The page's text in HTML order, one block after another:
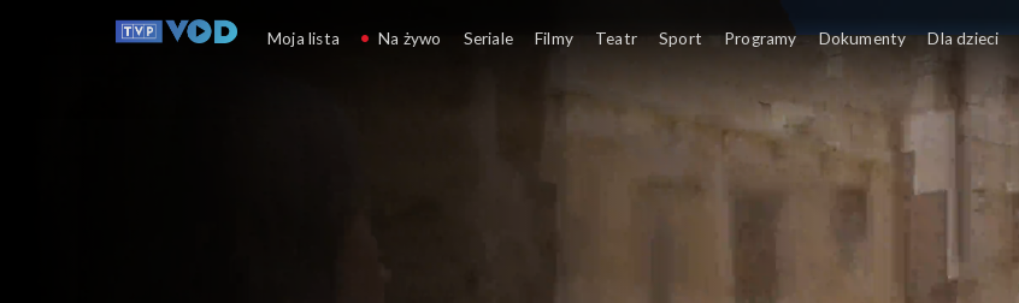
Vendetta
Moja lista Na żywo Seriale Filmy Teatr Sport Programy Dokumenty Dla dzieci